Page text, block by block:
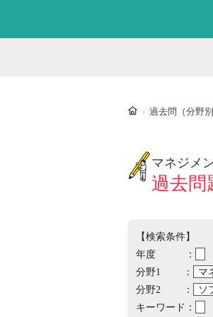
ホーム
過去問（分野別
マネジメ
過去問
【検索条件】
年度 ：
分野1 ：
マ
分野2 ：
ソ
キーワード：